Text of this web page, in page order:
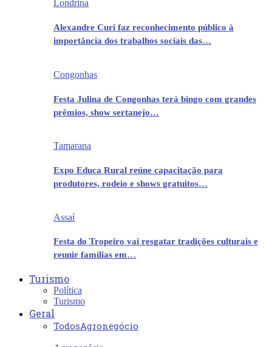
Londrina
Alexandre Curi faz reconhecimento público à
importância dos trabalhos sociais das…
Congonhas
Festa Julina de Congonhas terá bingo com grandes
prêmios, show sertanejo…
Tamarana
Expo Educa Rural reúne capacitação para
produtores, rodeio e shows gratuitos…
Assaí
Festa do Tropeiro vai resgatar tradições culturais e
reunir famílias em…
Turismo
Política
Turismo
Geral
TodosAgronegócio